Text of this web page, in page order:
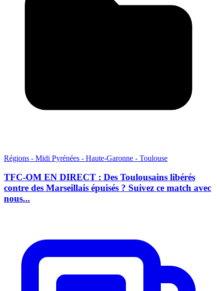
Régions - Midi Pyrénées - Haute-Garonne - Toulouse
TFC-OM EN DIRECT : Des Toulousains libérés
contre des Marseillais épuisés ? Suivez ce match avec
nous...